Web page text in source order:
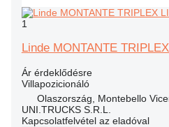
1
Linde MONTANTE
Ár érdeklődésre
Villapozicionáló
Olaszország, Montebello
UNI.TRUCKS S.R.L.
Kapcsolatfelvétel az eladóval